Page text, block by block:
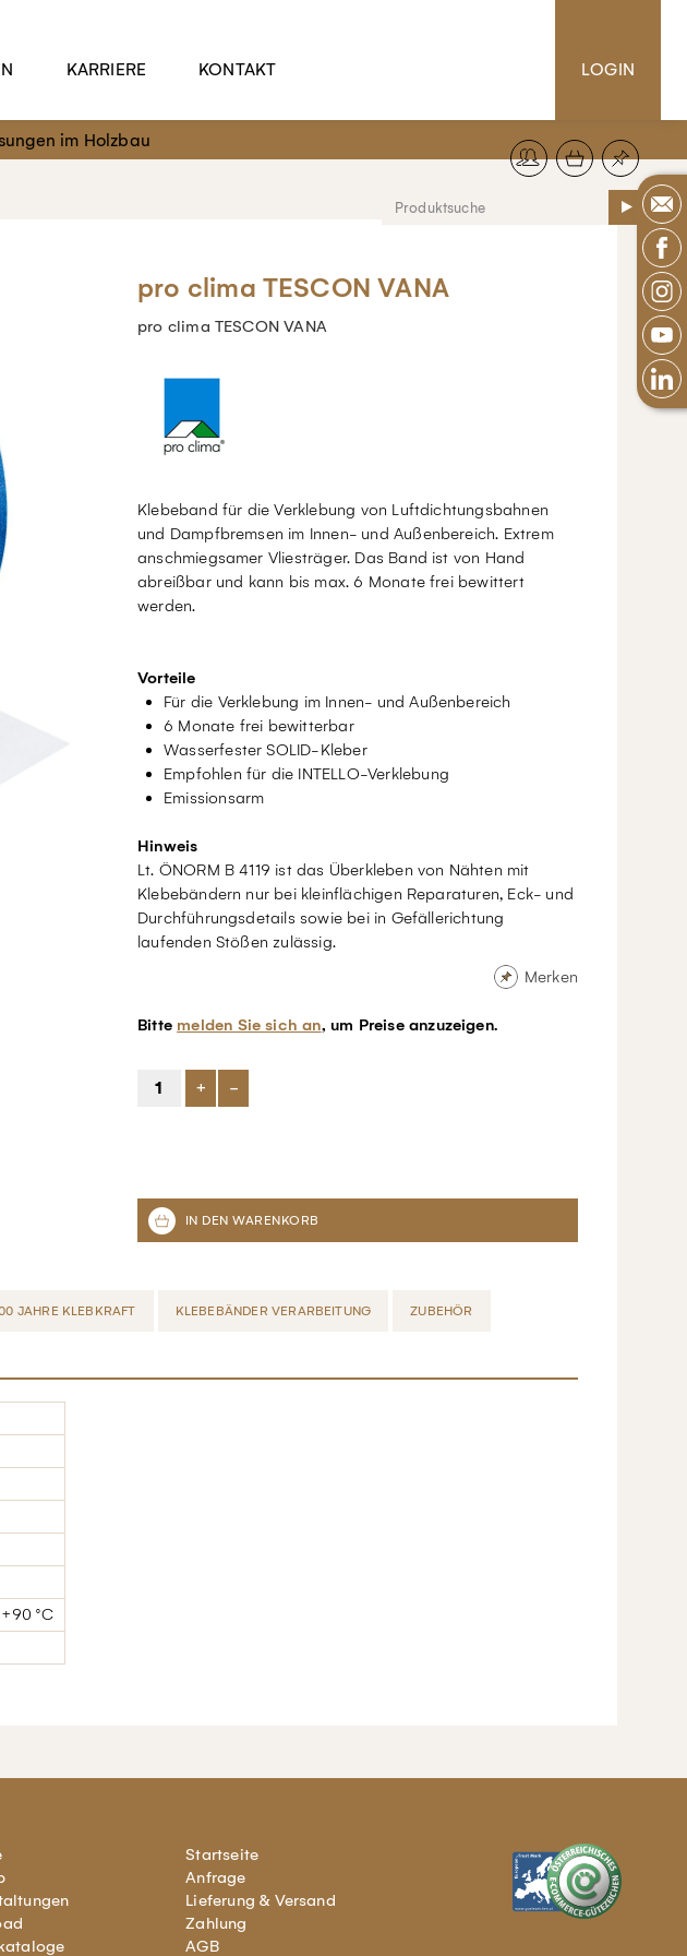
KARRIERE KONTAKT LOGIN
im Holzbau
pro clima TESCON VANA
pro clima TESCON VANA
Klebeband für die Verklebung von Luftdichtungsbahnen
und Dampfbremsen im Innen- und Außenbereich. Extrem
anschmiegsamer Vliesträger. Das Band ist von Hand
abreißbar und kann bis max. 6 Monate frei bewittert
werden.
Vorteile
Für die Verklebung im Innen- und Außenbereich
6 Monate frei bewitterbar
Wasserfester SOLID-Kleber
Empfohlen für die INTELLO-Verklebung
Emissionsarm
Hinweis
Lt. ÖNORM B 4119 ist das Überkleben von Nähten mit
Klebebändern nur bei kleinflächigen Reparaturen, Eck- und
Durchführungsdetails sowie bei in Gefällerichtung
laufenden Stößen zulässig.
Merken
Bitte melden Sie sich an, um Preise anzuzeigen.
+ -
JAHRE KLEBKRAFT KLEBEBÄNDER VERARBEITUNG ZUBEHÖR
°C
Startseite
Anfrage
Lieferung & Versand
Zahlung
AGB